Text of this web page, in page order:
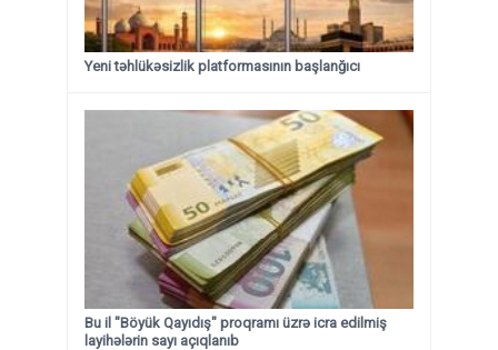
Yeni təhlükəsizlik platformasının başlanğıcı
Bu il "Böyük Qayıdış" proqramı üzrə icra edilmiş
layihələrin sayı açıqlanıb